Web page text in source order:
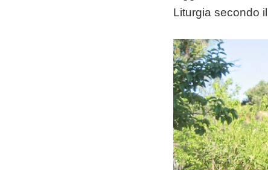
Liturgia secondo